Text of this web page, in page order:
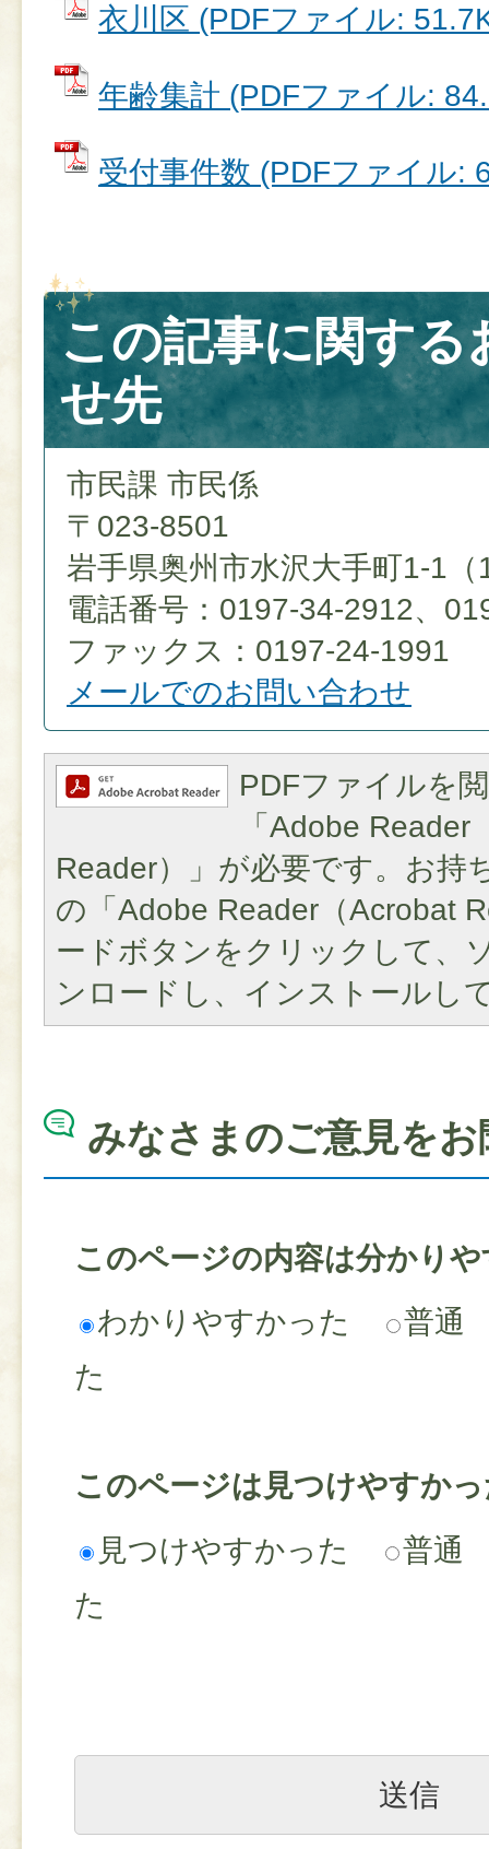
衣川区 (PDFファイル:
年齢集計 (PDFファイル:
受付事件数 (PDFファイル:
この記事に関する
せ先
市民課 市民係
〒023-8501
岩手県奥州市水沢大手町1-1（
電話番号：0197-34-2912、
ファックス：0197-24-1991
メールでのお問い合わせ
PDFファイルを
「Adobe Reader
Reader）」が必要です。お持
の「Adobe Reader（Acrobat
ードボタンをクリックして、
ンロードし、インストールし
みなさまのご意見を
このページの内容は分かり
わかりやすかった
普通
た
このページは見つけやすか
見つけやすかった
普通
た